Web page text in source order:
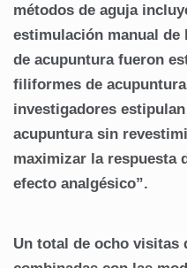
métodos de aguja
estimulación manual de
de acupuntura fueron
filiformes de
investigadores
acupuntura sin
maximizar la respuesta
efecto analgésico”.
Un total de ocho visitas